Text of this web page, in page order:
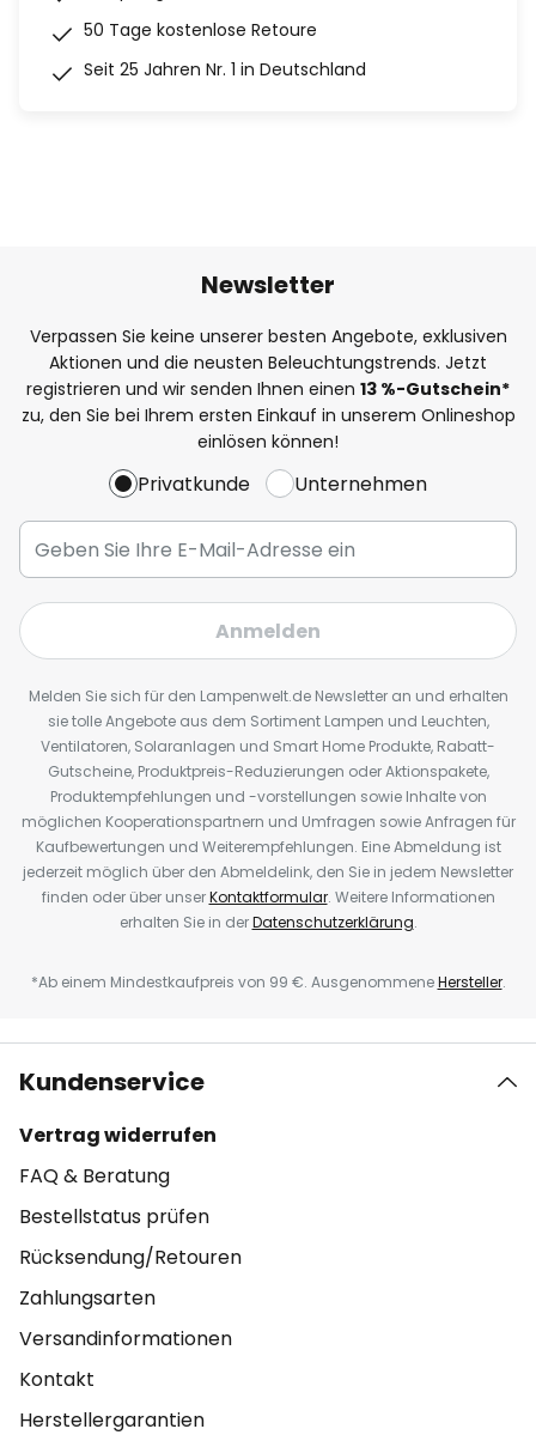
50 Tage kostenlose Retoure
Seit 25 Jahren Nr. 1 in Deutschland
Newsletter
Verpassen Sie keine unserer besten Angebote, exklusiven
Aktionen und die neusten Beleuchtungstrends. Jetzt
registrieren und wir senden Ihnen einen 13 %-Gutschein*
zu, den Sie bei Ihrem ersten Einkauf in unserem Onlineshop
einlösen können!
Privatkunde Unternehmen
Anmelden
Melden Sie sich für den Lampenwelt.de Newsletter an und erhalten
sie tolle Angebote aus dem Sortiment Lampen und Leuchten,
Ventilatoren, Solaranlagen und Smart Home Produkte, Rabatt-
Gutscheine, Produktpreis-Reduzierungen oder Aktionspakete,
Produktempfehlungen und -vorstellungen sowie Inhalte von
möglichen Kooperationspartnern und Umfragen sowie Anfragen für
Kaufbewertungen und Weiterempfehlungen. Eine Abmeldung ist
jederzeit möglich über den Abmeldelink, den Sie in jedem Newsletter
finden oder über unserKontaktformular. Weitere Informationen
erhalten Sie in derDatenschutzerklärung.
*Ab einem Mindestkaufpreis von 99 €. AusgenommeneHersteller.
Kundenservice
Vertrag widerrufen
FAQ & Beratung
Bestellstatus prüfen
Rücksendung/Retouren
Zahlungsarten
Versandinformationen
Kontakt
Herstellergarantien